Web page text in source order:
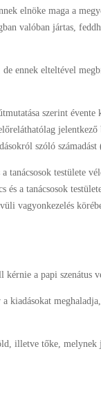
elnöke maga a
valóban jártas,
ennek elteltével
szerint évente
szóló
tanácsosok testülete
a tanácsosok
vagyonkezelés
a papi szenátus
illetve tőke,